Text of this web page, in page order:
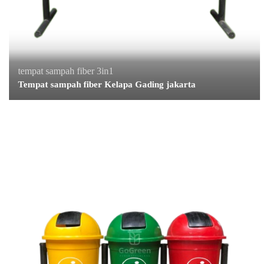
tempat sampah fiber 3in1
Tempat sampah fiber Kelapa Gading jakarta